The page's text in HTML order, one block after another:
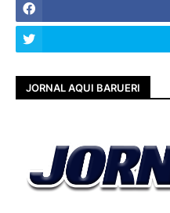
JORNAL AQUI BARUERI